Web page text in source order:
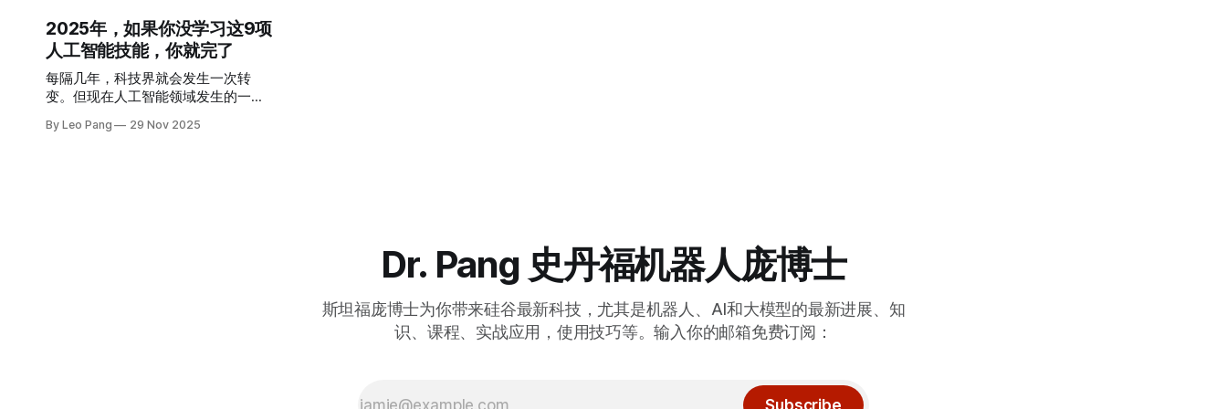
（后改名为Moltbot, OpenClaw）。
在深入研究它到底能干什么之后，我
必须跟你坦诚聊聊。
2025年，如果你没学习这9项
人工智能技能，你就完了
每隔几年，科技界就会发生一次转
变。但现在人工智能领域发生的一切
要大。 事实是：到2025年，理解人工
By Leo Pang 29 Nov 2025
Dr. Pang 史丹福机器人庞博士
斯坦福庞博士为你带来硅谷最新科技，尤其是机器人、AI和大模型的最新进展、知
识、课程、实战应用，使用技巧等。输入你的邮箱免费订阅：
Subscribe